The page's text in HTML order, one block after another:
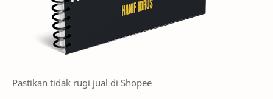
Pastikan tidak rugi jual di Shopee